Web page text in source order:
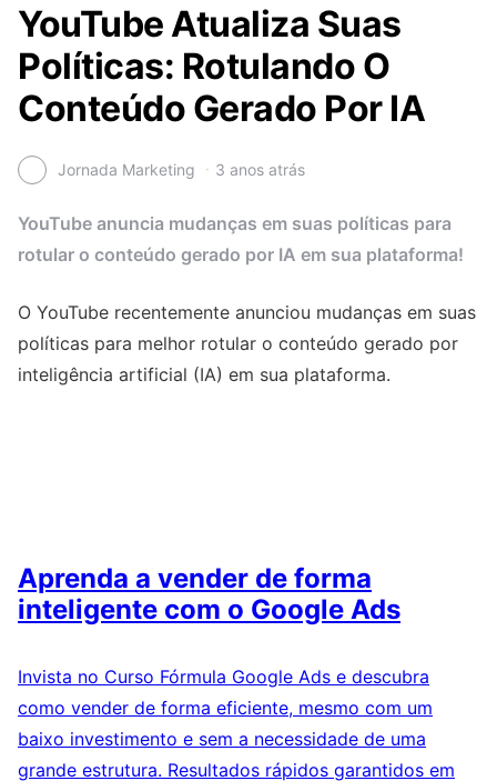
YouTube Atualiza Suas
Políticas: Rotulando O
Conteúdo Gerado Por IA
Jornada Marketing 3 anos atrás
YouTube anuncia mudanças em suas políticas para
rotular o conteúdo gerado por IA em sua plataforma!
O YouTube recentemente anunciou mudanças em suas
políticas para melhor rotular o conteúdo gerado por
inteligência artificial (IA) em sua plataforma.
Aprenda a vender de forma
inteligente com o Google Ads
Invista no Curso Fórmula Google Ads e descubra
como vender de forma eficiente, mesmo com um
baixo investimento e sem a necessidade de uma
grande estrutura. Resultados rápidos garantidos em